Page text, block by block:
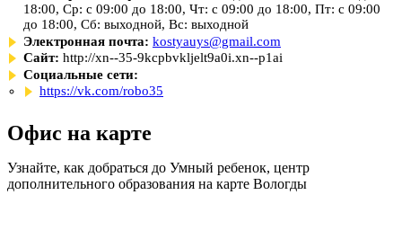
18:00, Ср: с 09:00 до 18:00, Чт: с 09:00 до 18:00, Пт: с 09:00
до 18:00, Сб: выходной, Вс: выходной
Электронная почта: kostyauys@gmail.com
Сайт: http://xn--35-9kcpbvkljelt9a0i.xn--p1ai
Социальные сети:
https://vk.com/robo35
Офис на карте
Узнайте, как добраться до Умный ребенок, центр
дополнительного образования на карте Вологды